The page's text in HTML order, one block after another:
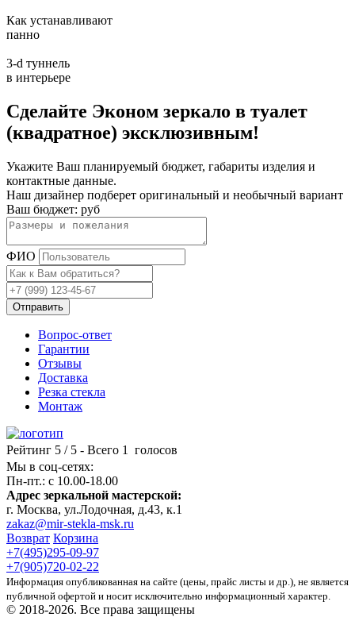
Как устанавливают
панно
3-d туннель
в интерьере
Сделайте Эконом зеркало в туалет
(квадратное) эксклюзивным!
Укажите Ваш планируемый бюджет, габариты изделия и
контактные данные.
Наш дизайнер подберет оригинальный и необычный вариант
Ваш бюджет: руб
ФИО
Отправить
Вопрос-ответ
Гарантии
Отзывы
Доставка
Резка стекла
Монтаж
Рейтинг 5 / 5 - Всего 1
голосов
Мы в соц-сетях:
Пн-пт.: c 10.00-18.00
Адрес зеркальной мастерской:
г. Москва, ул.Лодочная, д.43, к.1
zakaz@mir-stekla-msk.ru
Возврат Корзина
+7(495)295-09-97
+7(905)720-02-22
Информация опубликованная на сайте (цены, прайс листы и др.), не является
публичной офертой и носит исключительно информационный характер.
© 2018-2026. Все права защищены